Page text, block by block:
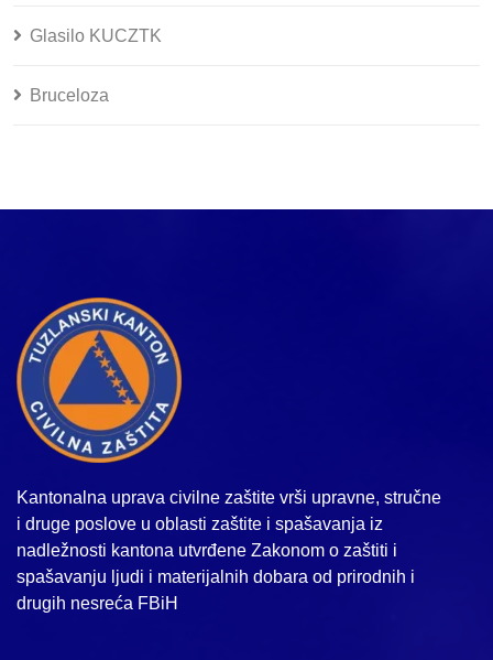
Glasilo KUCZTK
Bruceloza
Kantonalna uprava civilne zaštite vrši upravne, stručne
i druge poslove u oblasti zaštite i spašavanja iz
nadležnosti kantona utvrđene Zakonom o zaštiti i
spašavanju ljudi i materijalnih dobara od prirodnih i
drugih nesreća FBiH